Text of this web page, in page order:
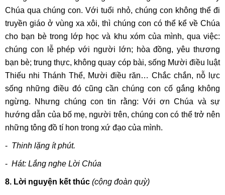
Chúa qua chúng con. Với tuổi nhỏ, chúng con không thể đi
truyền giáo ở vùng xa xôi, thì chúng con có thể kể về Chúa
cho bạn bè trong lớp học và khu xóm của mình, qua việc:
chúng con lễ phép với người lớn; hòa đồng, yêu thương
bạn bè; trung thực, không quay cóp bài, sống Mười điều luật
Thiếu nhi Thánh Thể, Mười điều răn… Chắc chắn, nỗ lực
sống những điều đó cũng cần chúng con cố gắng không
ngừng. Nhưng chúng con tin rằng: Với ơn Chúa và sự
hướng dẫn của bố mẹ, người trên, chúng con có thể trở nên
những tông đồ tí hon trong xứ đạo của mình.
- Thinh lặng ít phút.
- Hát: Lắng nghe Lời Chúa
8. Lời nguyện kết thúc (cộng đoàn quỳ)